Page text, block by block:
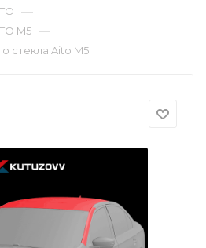
—
M5 —
стекла Aito M5